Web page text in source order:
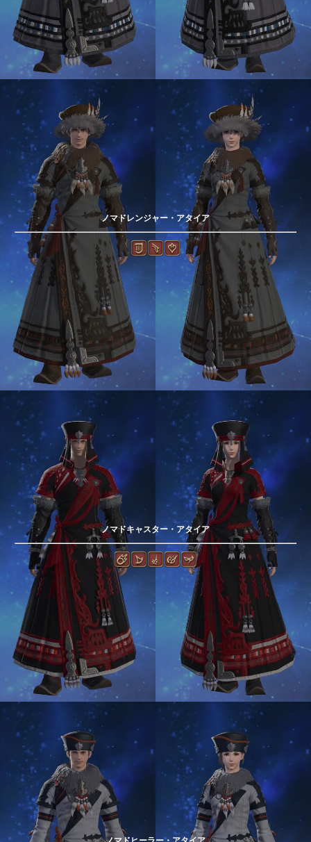
ノマドレンジャー・アタイア
ノマドキャスター・アタイア